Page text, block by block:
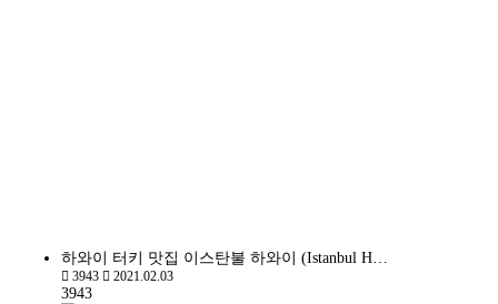
하와이 터키 맛집 이스탄불 하와이 (Istanbul H…
3943 2021.02.03
3943